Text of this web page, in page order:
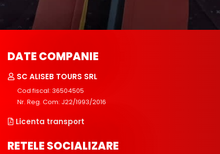
DATE COMPANIE
SC ALISEB TOURS SRL
Cod fiscal: 36504505
Nr. Reg. Com: J22/1993/2016
Licenta transport
RETELE SOCIALIZARE